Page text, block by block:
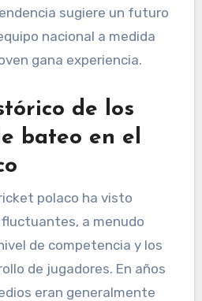
sugiere un futuro
nacional a medida
gana experiencia.
de los
bateo en el
polaco ha visto
a menudo
de competencia y los
de jugadores. En años
eran generalmente